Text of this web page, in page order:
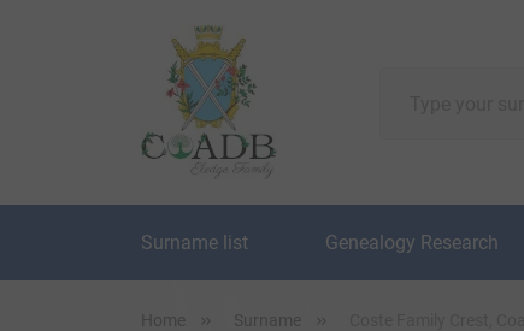
Surname list Genealogy Research
Home Surname